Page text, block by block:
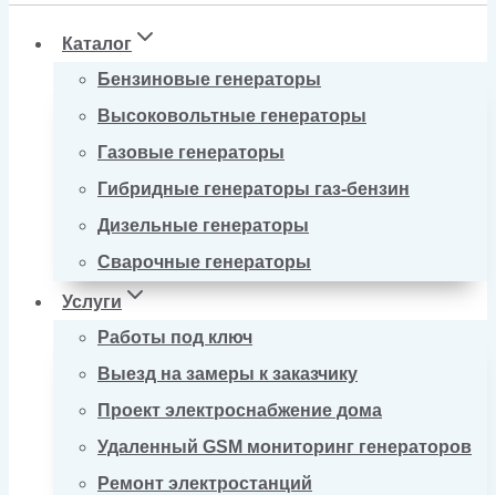
Каталог
Бензиновые генераторы
Высоковольтные генераторы
Газовые генераторы
Гибридные генераторы газ-бензин
Дизельные генераторы
Сварочные генераторы
Услуги
Работы под ключ
Выезд на замеры к заказчику
Проект электроснабжение дома
Удаленный GSM мониторинг генераторов
Ремонт электростанций